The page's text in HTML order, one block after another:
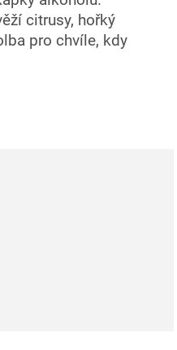
citrusy, hořký
pro chvíle, kdy